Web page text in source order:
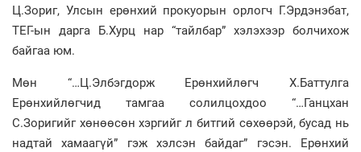
Ц.Зориг, Улсын ерөнхий прокуорын орлогч Г.Эрдэнэбат,
ТЕГ-ын дарга Б.Хурц нар “тайлбар” хэлэхээр болчихож
байгаа юм.
Мөн “…Ц.Элбэгдорж Ерөнхийлөгч Х.Баттулга
Ерөнхийлөгчид тамгаа солилцохдоо “…Ганцхан
С.Зоригийг хөнөөсөн хэргийг л битгий сөхөөрэй, бусад нь
надтай хамаагүй” гэж хэлсэн байдаг” гэсэн. Ерөнхий